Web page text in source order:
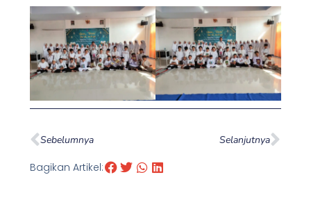
Prev
Sebelumnya Selanjutnya
Bagikan Artikel: